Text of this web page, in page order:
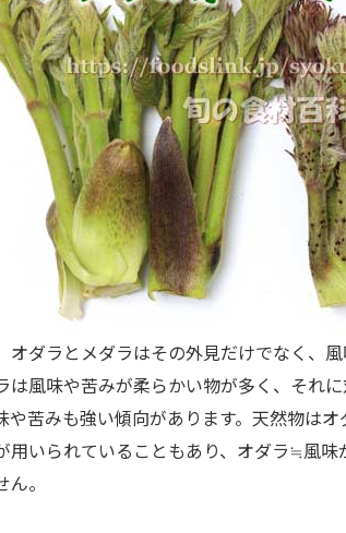
オダラとメダラはその外見だけでなく、
は風味や苦みが柔らかい物が多く、それ
や苦みも強い傾向があります。天然物は
用いられていることもあり、オダラ≒風
。